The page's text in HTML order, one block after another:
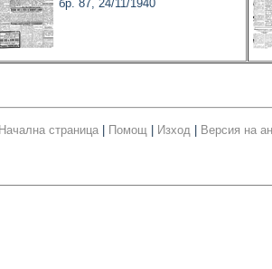
бр. 87, 24/11/1940
Начална страница Помощ Изход Версия на